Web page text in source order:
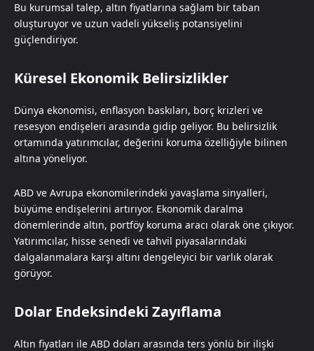
Bu kurumsal talep, altın fiyatlarına sağlam bir taban
oluşturuyor ve uzun vadeli yükseliş potansiyelini
güçlendiriyor.
Küresel Ekonomik Belirsizlikler
Dünya ekonomisi, enflasyon baskıları, borç krizleri ve
resesyon endişeleri arasında gidip geliyor. Bu belirsizlik
ortamında yatırımcılar, değerini koruma özelliğiyle bilinen
altına yöneliyor.
ABD ve Avrupa ekonomilerindeki yavaşlama sinyalleri,
büyüme endişelerini artırıyor. Ekonomik daralma
dönemlerinde altın, portföy koruma aracı olarak öne çıkıyor.
Yatırımcılar, hisse senedi ve tahvil piyasalarındaki
dalgalanmalara karşı altını dengeleyici bir varlık olarak
görüyor.
Dolar Endeksindeki Zayıflama
Altın fiyatları ile ABD doları arasında ters yönlü bir ilişki